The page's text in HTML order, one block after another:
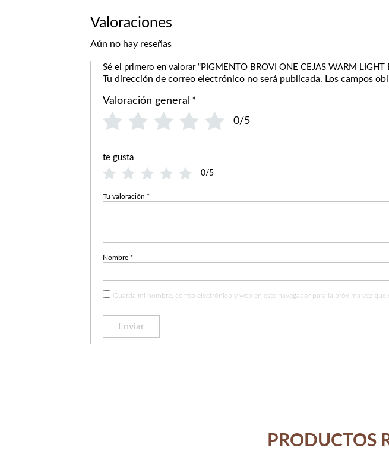
Valoraciones
Aún no hay reseñas
Sé el primero en valorar “PIGMENTO BROVI ONE CEJAS WARM LIGHT
Tu dirección de correo electrónico no será publicada. Los campos
Valoración general *
0/5
te gusta
0/5
Tu valoración *
Nombre *
Guarda mi nombre, correo electrónico y web en este navegador para la próxima vez que
PRODUCTOS